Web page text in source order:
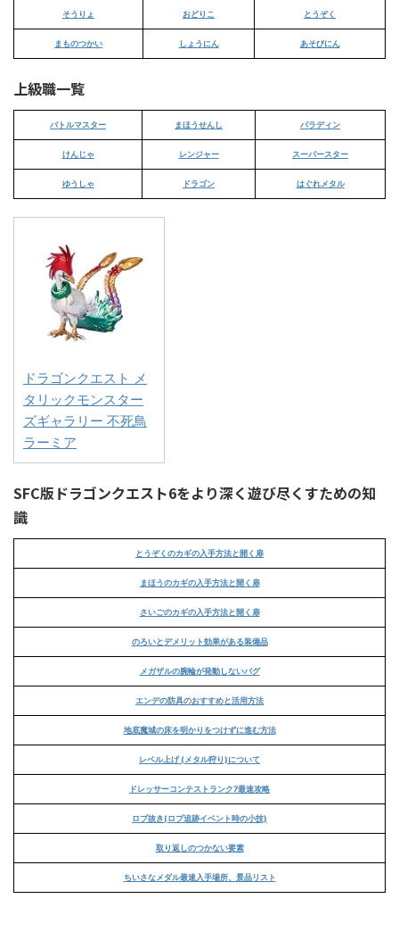
そうりょ おどりこ とうぞく
まものつかい しょうにん あそびにん
上級職一覧
バトルマスター まほうせんし パラディン
けんじゃ レンジャー スーパースター
ゆうしゃ ドラゴン はぐれメタル
ドラゴンクエスト メ
タリックモンスター
ズギャラリー 不死鳥
ラーミア
SFC版ドラゴンクエスト6をより深く遊び尽くすための知
識
とうぞくのカギの入手方法と開く扉
まほうのカギの入手方法と開く扉
さいごのカギの入手方法と開く扉
のろいとデメリット効果がある装備品
メガザルの腕輪が発動しないバグ
エンデの防具のおすすめと活用方法
地底魔城の床を明かりをつけずに進む方法
レベル上げ (メタル狩り)について
ドレッサーコンテストランク7最速攻略
ロブ抜き(ロブ追跡イベント時の小技)
取り返しのつかない要素
ちいさなメダル最速入手場所、景品リスト